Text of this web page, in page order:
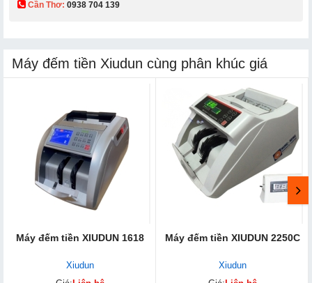
Cần Thơ: 0938 704 139​
Máy đếm tiền Xiudun cùng phân khúc giá
Máy đếm tiền XIUDUN 1618
Xiudun
Máy đếm tiền XIUDUN 2250C
Xiudun